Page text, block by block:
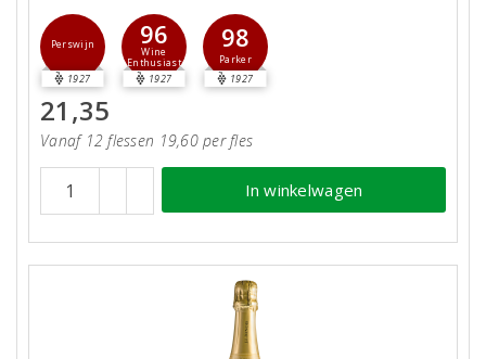
Perswijn
1927
96
Wine
Enthusiast
1927
98
Parker
1927
21,35
Vanaf 12 flessen 19,60 per fles
In winkelwagen